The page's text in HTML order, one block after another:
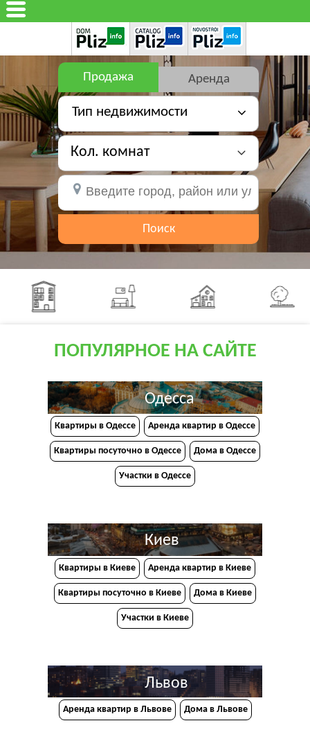
Продажа Аренда
Тип недвижимости
Кол. комнат
Поиск
ПОПУЛЯРНОЕ НА САЙТЕ
Одесса
Квартиры в Одессе Аренда квартир в Одессе
Квартиры посуточно в Одессе Дома в Одессе
Участки в Одессе
Киев
Квартиры в Киеве Аренда квартир в Киеве
Квартиры посуточно в Киеве Дома в Киеве
Участки в Киеве
Львов
Аренда квартир в Львове Дома в Львове